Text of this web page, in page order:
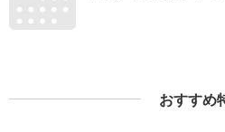
おすすめ